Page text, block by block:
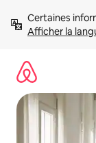
directement
Afficher la